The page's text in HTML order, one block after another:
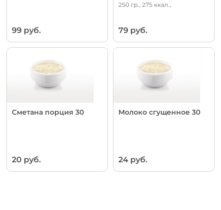
99 руб.
250 гр., 275 ккал.,
79 руб.
Сметана порция 30
20 руб.
Молоко сгущенное 30
24 руб.